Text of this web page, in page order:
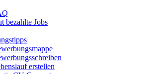
bezahlte Jobs
erstellen